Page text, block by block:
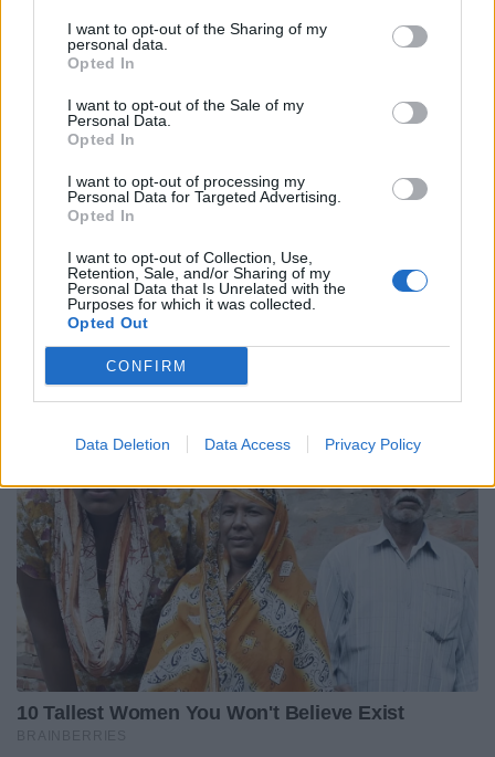
I want to opt-out of the Sharing of my
personal data.
Opted In
I want to opt-out of the Sale of my
Personal Data.
Opted In
I want to opt-out of processing my
Personal Data for Targeted Advertising.
Opted In
I want to opt-out of Collection, Use,
Retention, Sale, and/or Sharing of my
Personal Data that Is Unrelated with the
Purposes for which it was collected.
Opted Out
CONFIRM
Data Deletion Data Access Privacy Policy